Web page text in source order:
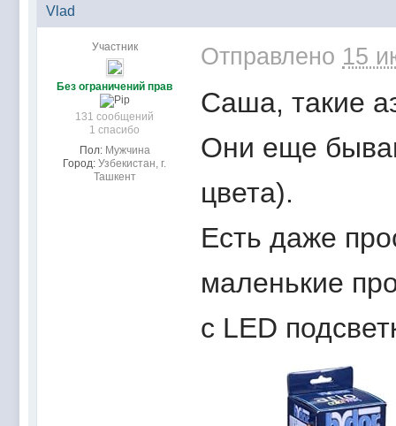
Vlad
Участник
Без ограничений прав
131 сообщений
1 спасибо
Пол: Мужчина
Город: Узбекистан, г.
Ташкент
Отправлено 15
Саша, такие
Они еще
цвета).
Есть даже
маленькие
с LED